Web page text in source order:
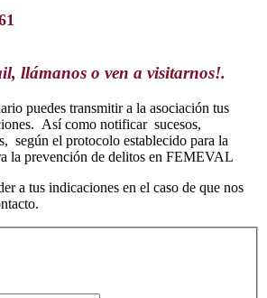
llámanos o ven a visitarnos!.
puedes transmitir a la asociación tus
Así como notificar sucesos,
según el protocolo establecido para la
la prevención de delitos en FEMEVAL
a tus indicaciones en el caso de que nos